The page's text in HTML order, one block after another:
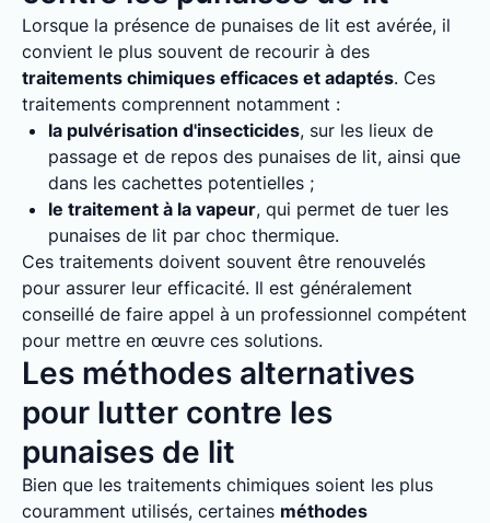
Lorsque la présence de punaises de lit est avérée, il
convient le plus souvent de recourir à des
traitements chimiques efficaces et adaptés. Ces
traitements comprennent notamment :
la pulvérisation d'insecticides, sur les lieux de
passage et de repos des punaises de lit, ainsi que
dans les cachettes potentielles ;
le traitement à la vapeur, qui permet de tuer les
punaises de lit par choc thermique.
Ces traitements doivent souvent être renouvelés
pour assurer leur efficacité. Il est généralement
conseillé de faire appel à un professionnel compétent
pour mettre en œuvre ces solutions.
Les méthodes alternatives
pour lutter contre les
punaises de lit
Bien que les traitements chimiques soient les plus
couramment utilisés, certaines méthodes